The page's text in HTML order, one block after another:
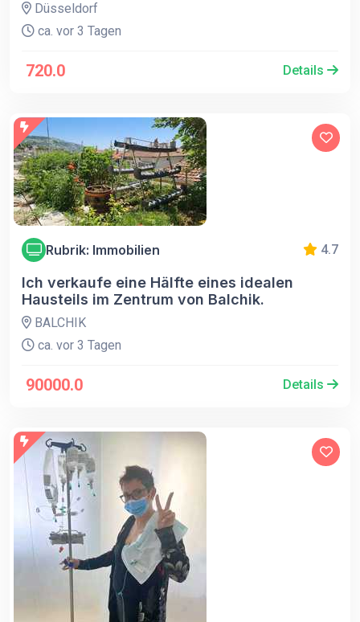
Düsseldorf
ca. vor 3 Tagen
720.0 Details
Rubrik: Immobilien 4.7
Ich verkaufe eine Hälfte eines idealen
Hausteils im Zentrum von Balchik.
BALCHIK
ca. vor 3 Tagen
90000.0 Details